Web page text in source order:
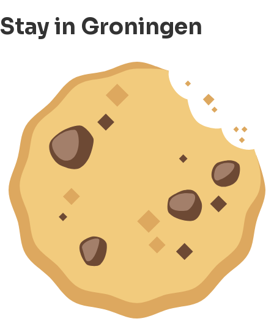
Stay in Groningen